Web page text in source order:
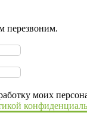
перезвоним.
моих